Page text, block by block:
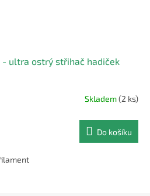
- ultra ostrý střihač hadiček
Skladem(2 ks)
Do košíku